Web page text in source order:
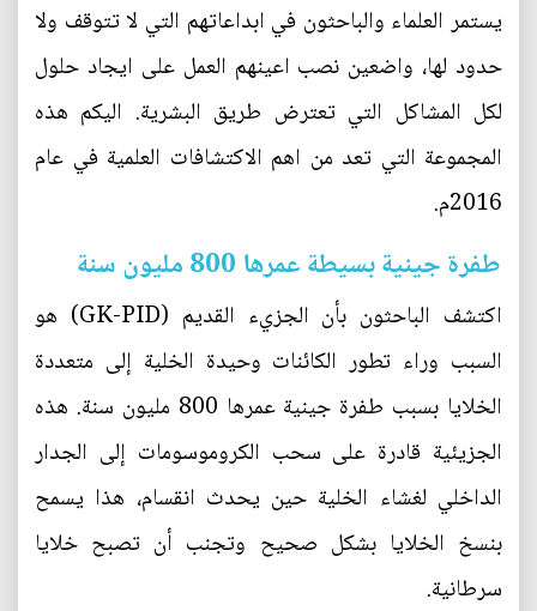
يستمر العلماء والباحثون في ابداعاتهم التي لا تتوقف ولا
حدود لها، واضعين نصب اعينهم العمل على ايجاد حلول
لكل المشاكل التي تعترض طريق البشرية. اليكم هذه
المجموعة التي تعد من اهم الاكتشافات العلمية في عام
2016م.
طفرة جينية بسيطة عمرها 800 مليون سنة
اكتشف الباحثون بأن الجزيء القديم (GK-PID) هو
السبب وراء تطور الكائنات وحيدة الخلية إلى متعددة
الخلايا بسبب طفرة جينية عمرها 800 مليون سنة. هذه
الجزيئية قادرة على سحب الكروموسومات إلى الجدار
الداخلي لغشاء الخلية حين يحدث انقسام، هذا يسمح
بنسخ الخلايا بشكل صحيح وتجنب أن تصبح خلايا
سرطانية.